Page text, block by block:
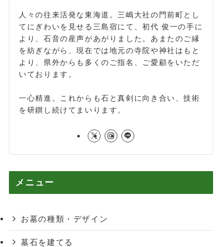
人々の往来活発な東海道。三嶋大社の門前町とし
てにぎわいを見せる三島宿にて、初代 俊一の手に
より、石音の産声があがりました。あまたのご縁
を紡ぎながら、現在では地元の寺院や神社はもと
より、県外からも多くのご指名、ご愛顧をいただ
いております。
一心精進。これからも石と真剣に向き合い、技術
を研鑚し続けてまいります。
メニュー
お墓の種類・デザイン
墓石を建てる